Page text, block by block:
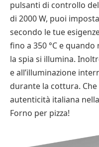
pulsanti di controllo
di 2000 W, puoi
secondo le tue
fino a 350 °C e
la spia si illumina.
e all’illuminazione
durante la cottura.
autenticità italiana
Forno per pizza!